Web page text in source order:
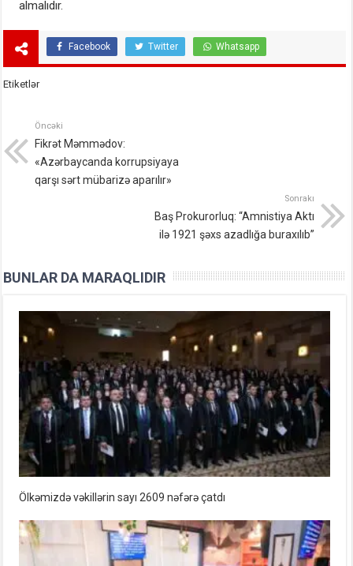
almalıdır.
Facebook Twitter Whatsapp
Etiketlər
Öncəki
Fikrət Məmmədov:
«Azərbaycanda korrupsiyaya
qarşı sərt mübarizə aparılır»
Sonrakı
Baş Prokurorluq: “Amnistiya Aktı
ilə 1921 şəxs azadlığa buraxılıb”
BUNLAR DA MARAQLIDIR
Ölkəmizdə vəkillərin sayı 2609 nəfərə çatdı